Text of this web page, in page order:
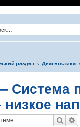
раздел Диагностика
Поиск